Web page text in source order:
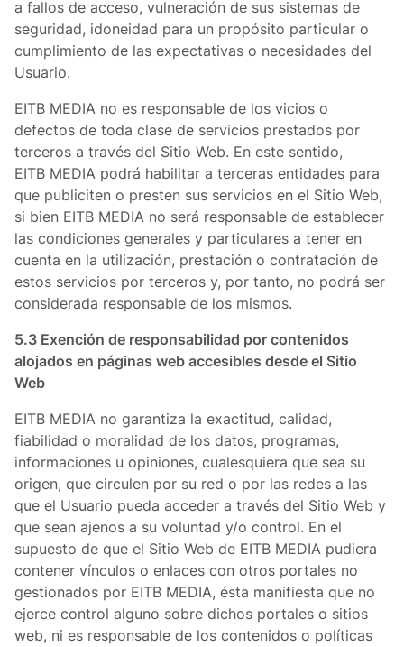
a fallos de acceso, vulneración de sus sistemas de
seguridad, idoneidad para un propósito particular o
cumplimiento de las expectativas o necesidades del
Usuario.
EITB MEDIA no es responsable de los vicios o
defectos de toda clase de servicios prestados por
terceros a través del Sitio Web. En este sentido,
EITB MEDIA podrá habilitar a terceras entidades para
que publiciten o presten sus servicios en el Sitio Web,
si bien EITB MEDIA no será responsable de establecer
las condiciones generales y particulares a tener en
cuenta en la utilización, prestación o contratación de
estos servicios por terceros y, por tanto, no podrá ser
considerada responsable de los mismos.
5.3 Exención de responsabilidad por contenidos
alojados en páginas web accesibles desde el Sitio
Web
EITB MEDIA no garantiza la exactitud, calidad,
fiabilidad o moralidad de los datos, programas,
informaciones u opiniones, cualesquiera que sea su
origen, que circulen por su red o por las redes a las
que el Usuario pueda acceder a través del Sitio Web y
que sean ajenos a su voluntad y/o control. En el
supuesto de que el Sitio Web de EITB MEDIA pudiera
contener vínculos o enlaces con otros portales no
gestionados por EITB MEDIA, ésta manifiesta que no
ejerce control alguno sobre dichos portales o sitios
web, ni es responsable de los contenidos o políticas